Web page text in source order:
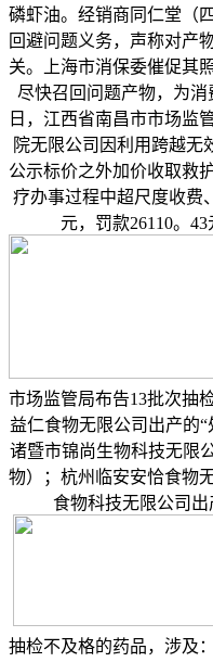
磷虾油。经销商同仁堂（
回避问题义务，声称对产
关。上海市消保委催促其
尽快召回问题产物，为消
日，江西省南昌市市场监
院无限公司因利用跨越无
公示标价之外加价收取救
疗办事过程中超尺度收费
元，罚款26110。43
市场监管局布告13批次抽
益仁食物无限公司出产的“
诸暨市锦尚生物科技无限
物）；杭州临安安恰食物
食物科技无限公司出
抽检不及格的药品，涉及